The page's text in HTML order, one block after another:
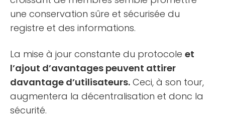
une conservation sûre et sécurisée du
registre et des informations.
La mise à jour constante du protocole et
l’ajout d’avantages peuvent attirer
davantage d’utilisateurs. Ceci, à son tour,
augmentera la décentralisation et donc la
sécurité.